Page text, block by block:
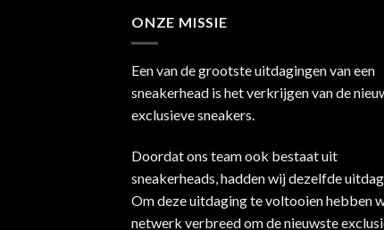
ONZE MISSIE
Een van de grootste uitdagingen van een
sneakerhead is het verkrijgen van de
exclusieve sneakers.
Doordat ons team ook bestaat uit
sneakerheads, hadden wij dezelfde
Om deze uitdaging te voltooien hebben
netwerk verbreed om de nieuwste